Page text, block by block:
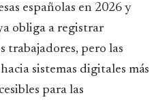
españolas en 2026 y
obliga a registrar
trabajadores, pero las
sistemas digitales más
para las